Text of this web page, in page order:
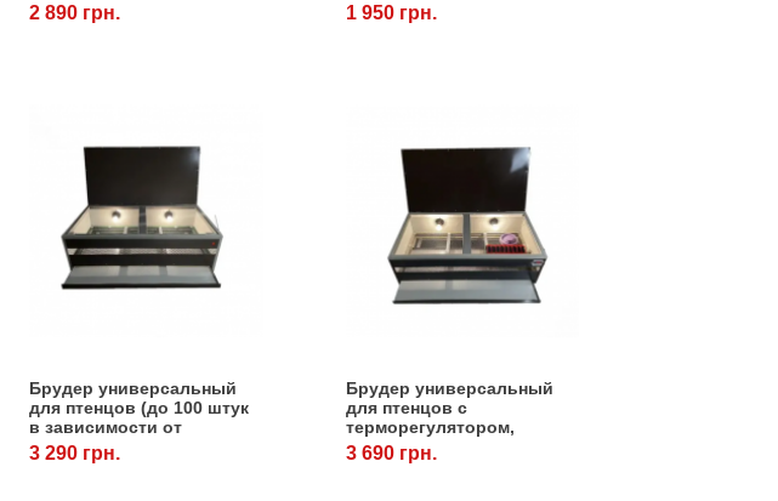
2 890 грн. 1 950 грн.
Брудер универсальный
для птенцов (до 100 штук
в зависимости от
породы).
3 290 грн.
Брудер универсальный
для птенцов с
терморегулятором,
кормушкой и поилкой.
3 690 грн.